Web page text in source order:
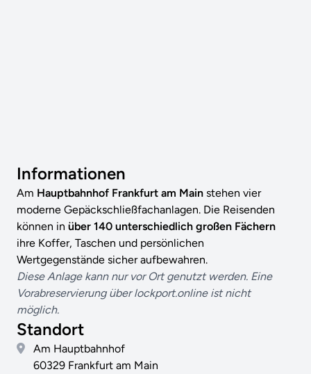
Informationen
Am Hauptbahnhof Frankfurt am Main stehen vier
moderne Gepäckschließfachanlagen. Die Reisenden
können in über 140 unterschiedlich großen Fächern
ihre Koffer, Taschen und persönlichen
Wertgegenstände sicher aufbewahren.
Diese Anlage kann nur vor Ort genutzt werden. Eine
Vorabreservierung über lockport.online ist nicht
möglich.
Standort
Am Hauptbahnhof
60329 Frankfurt am Main